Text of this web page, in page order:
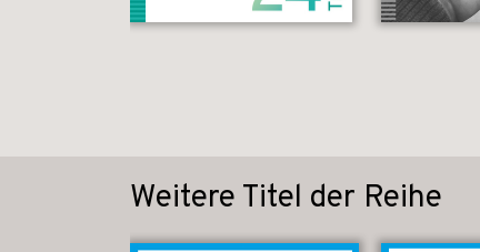
Weitere Titel der Reihe